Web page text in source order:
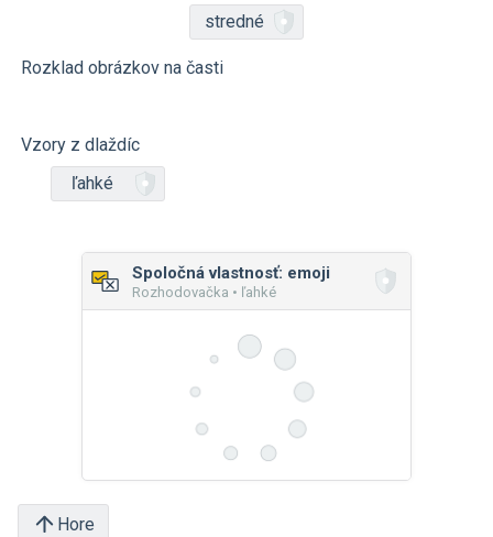
stredné
Rozklad obrázkov na časti
Vzory z dlaždíc
ľahké
Spoločná vlastnosť: emoji
Rozhodovačka • ľahké
Hore